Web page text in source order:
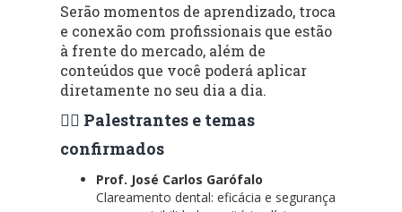
Serão momentos de aprendizado, troca
e conexão com profissionais que estão
à frente do mercado, além de
conteúdos que você poderá aplicar
diretamente no seu dia a dia.
👨‍⚕️ Palestrantes e temas
confirmados
Prof. José Carlos Garófalo
Clareamento dental: eficácia e segurança